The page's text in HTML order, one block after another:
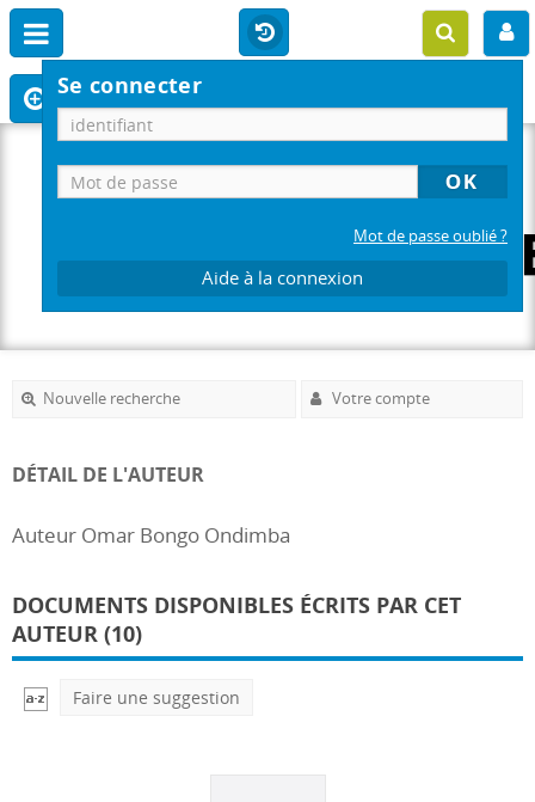
Se connecter
Mot de passe oublié ?
Aide à la connexion
Nouvelle recherche Votre compte
DÉTAIL DE L'AUTEUR
Auteur Omar Bongo Ondimba
DOCUMENTS DISPONIBLES ÉCRITS PAR CET
AUTEUR (10)
Faire une suggestion